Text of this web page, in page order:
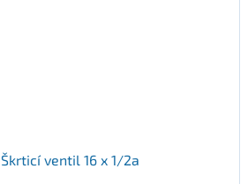
Škrticí ventil 16 x 1/2a